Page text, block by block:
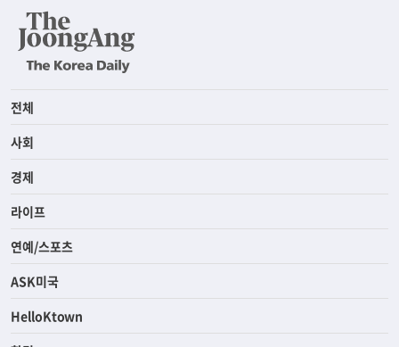
전체
사회
경제
라이프
연예/스포츠
ASK미국